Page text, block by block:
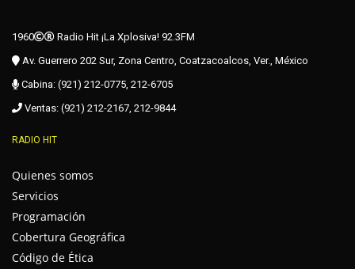
1960
Radio Hit ¡La Xplosiva! 92.3FM
Av. Guerrero 202 Sur, Zona Centro, Coatzacoalcos, Ver., México
Cabina: (921) 212-0775, 212-6705
Ventas: (921) 212-2167, 212-9844
RADIO HIT
Quienes somos
Servicios
Programación
Cobertura Geográfica
Código de Ética